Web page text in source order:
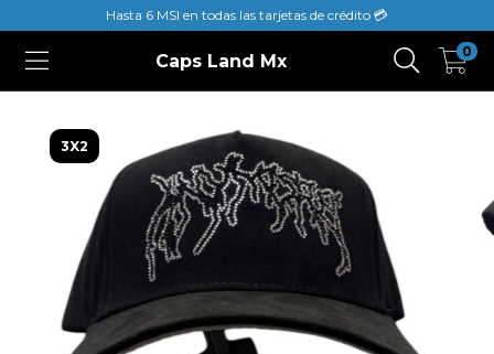
Hasta 6 MSI en todas las tarjetas de crédito 💳
Caps Land Mx 0
3X2